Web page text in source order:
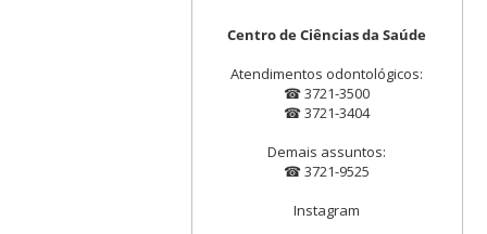
Centro de Ciências da Saúde
Atendimentos odontológicos:
☎ 3721-3500
☎ 3721-3404
Demais assuntos:
☎ 3721-9525
Instagram